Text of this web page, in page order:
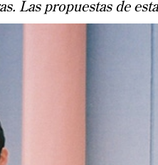
Las propuestas de